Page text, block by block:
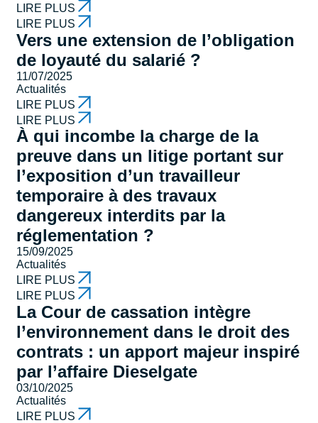
LIRE PLUS
LIRE PLUS
Vers une extension de l’obligation
de loyauté du salarié ?
11/07/2025
Actualités
LIRE PLUS
LIRE PLUS
À qui incombe la charge de la
preuve dans un litige portant sur
l’exposition d’un travailleur
temporaire à des travaux
dangereux interdits par la
réglementation ?
15/09/2025
Actualités
LIRE PLUS
LIRE PLUS
La Cour de cassation intègre
l’environnement dans le droit des
contrats : un apport majeur inspiré
par l’affaire Dieselgate
03/10/2025
Actualités
LIRE PLUS